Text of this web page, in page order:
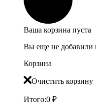
Ваша корзина пуста
Вы еще не добавили
Корзина
Очистить корзину
Итого:0 ₽